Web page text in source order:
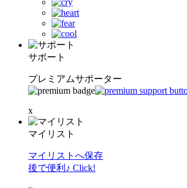
サポート
プレミアムサポーター
x
マイリスト
マイリストへ保存
後で便利♪ Click!